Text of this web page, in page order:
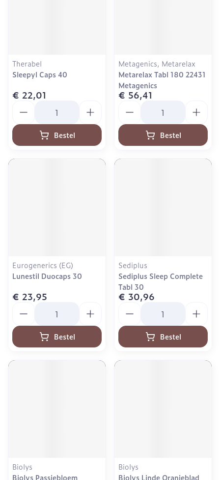
Therabel
Sleepyl Caps 40
€ 22,01
Bestel
Metagenics, Metarelax
Metarelax Tabl 180 22431
Metagenics
€ 56,41
Bestel
Eurogenerics (EG)
Lunestil Duocaps 30
€ 23,95
Bestel
Sediplus
Sediplus Sleep Complete
Tabl 30
€ 30,96
Bestel
Biolys
Biolys Passiebloem
Biolys
Biolys Linde Oranjeblad